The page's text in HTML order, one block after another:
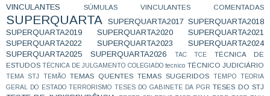
VINCULANTES
SÚMULAS VINCULANTES COMENTADAS
SUPERQUARTA SUPERQUARTA2017 SUPERQUARTA2018
SUPERQUARTA2019
SUPERQUARTA2020
SUPERQUARTA2021
SUPERQUARTA2022
SUPERQUARTA2023
SUPERQUARTA2024
SUPERQUARTA2025
SUPERQUARTA2026 TAC TCE
TÉCNICA DE
ESTUDOS TÉCNICA DE JULGAMENTO COLEGIADO tecnico TÉCNICO JUDICIÁRIO
TEMA STJ TEMÃO TEMAS QUENTES TEMAS SUGERIDOS TEMPO
TEORIA
GERAL DO ESTADO TERRORISMO TESES DO GABINETE DA PGR TESES DO STJ